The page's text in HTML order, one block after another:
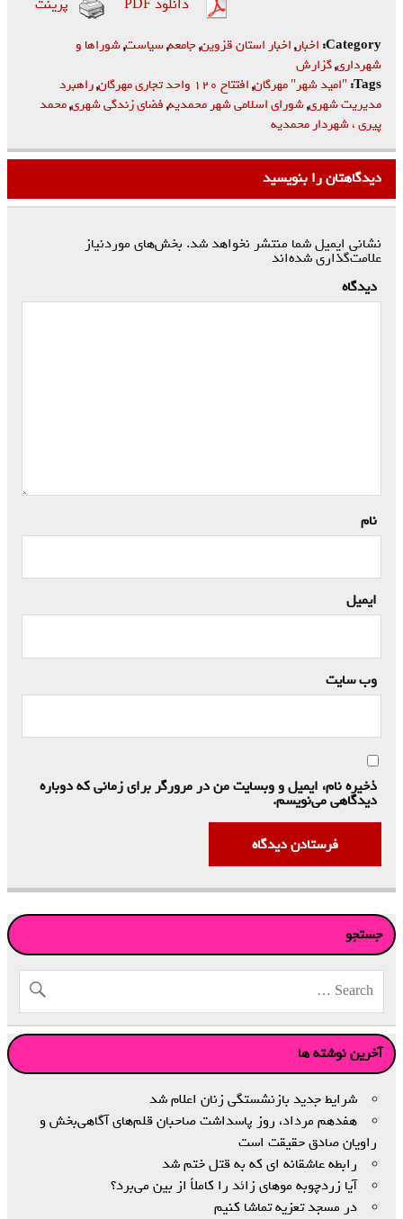
دانلود PDF
پرینت
Category: اخبار,اخبار استان قزوین,جامعه,سیاست,شوراها و
شهرداری,گزارش
Tags: "امید شهر" مهرگان,افتتاح ۱۲۰ واحد تجاری مهرگان ,راهبرد
مدیریت شهری,شورای اسلامی شهر محمدیه,فضای زندگی شهری,محمد
پیری ، شهردار محمدیه
دیدگاهتان را بنویسید
نشانی ایمیل شما منتشر نخواهد شد. بخش‌های موردنیاز
علامت‌گذاری شده‌اند
دیدگاه
نام
ایمیل
وب‌ سایت
ذخیره نام، ایمیل و وبسایت من در مرورگر برای زمانی که دوباره
دیدگاهی می‌نویسم.
جستجو
آخرین نوشته ها
شرایط جدید بازنشستگی زنان اعلام شد
هفدهم مرداد، روز پاسداشت صاحبان قلم‌های آگاهی‌بخش و
راویان صادق حقیقت است
رابطه عاشقانه ای که به قتل ختم شد
آیا زردچوبه موهای زائد را کاملاً از بین می‌برد؟
در مسجد تعزیه تماشا کنیم